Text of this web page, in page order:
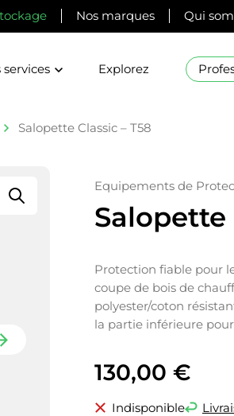
Nos marques Qui
services Explorez
Salopette Classic – T58
Equipements de
Salopette
Protection fiable pour
coupe de bois de
polyester/coton
la partie inférieure pour
130,00 €
Indisponible